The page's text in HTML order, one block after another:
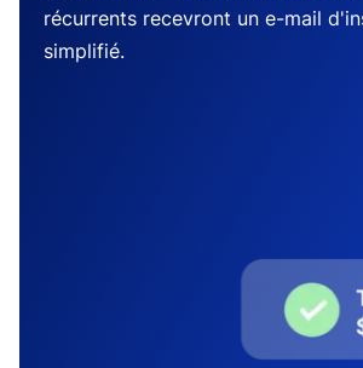
récurrents recevront un e-mail
simplifié.